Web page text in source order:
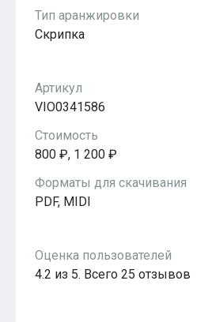
Популярное
Бесплатные
Тип аранжировки
Скрипка
Артикул
VIO0341586
Стоимость
800 ₽, 1 200 ₽
Форматы для скачивания
PDF, MIDI
Оценка пользователей
4.2 из 5. Всего 25 отзывов